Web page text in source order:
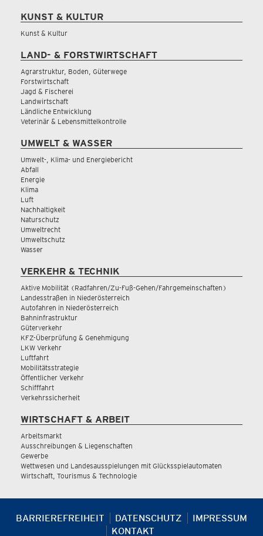
KUNST & KULTUR
Kunst & Kultur
LAND- & FORSTWIRTSCHAFT
Agrarstruktur, Boden, Güterwege
Forstwirtschaft
Jagd & Fischerei
Landwirtschaft
Ländliche Entwicklung
Veterinär & Lebensmittelkontrolle
UMWELT & WASSER
Umwelt-, Klima- und Energiebericht
Abfall
Energie
Klima
Luft
Nachhaltigkeit
Naturschutz
Umweltrecht
Umweltschutz
Wasser
VERKEHR & TECHNIK
Aktive Mobilität (Radfahren/Zu-Fuß-Gehen/Fahrgemeinschaften)
Landesstraßen in Niederösterreich
Autofahren in Niederösterreich
Bahninfrastruktur
Güterverkehr
KFZ-Überprüfung & Genehmigung
LKW Verkehr
Luftfahrt
Mobilitätsstrategie
Öffentlicher Verkehr
Schifffahrt
Verkehrssicherheit
WIRTSCHAFT & ARBEIT
Arbeitsmarkt
Ausschreibungen & Liegenschaften
Gewerbe
Wettwesen und Landesausspielungen mit Glücksspielautomaten
Wirtschaft, Tourismus & Technologie
BARRIEREFREIHEIT DATENSCHUTZ
IMPRESSUM
KONTAKT